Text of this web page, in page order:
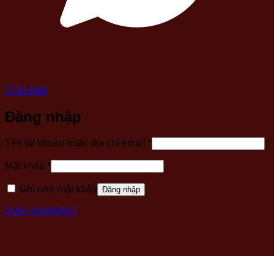
Chat Zalo
Đăng nhập
Tên tài khoản hoặc địa chỉ email *Bắt
buộc
Mật khẩu *Bắt
buộc
Ghi nhớ mật khẩu Đăng nhập
Quên mật khẩu?